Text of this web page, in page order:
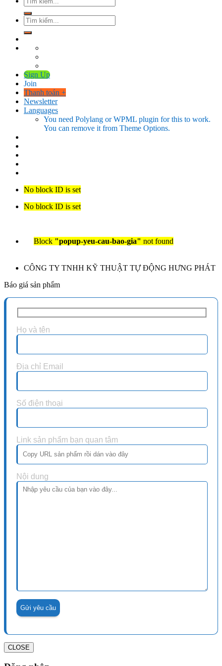
kiếm:
Tìm
kiếm:
Sign Up
Join
Thanh toán +
Newsletter
Languages
You need Polylang or WPML plugin for this to work.
You can remove it from Theme Options.
No block ID is set
No block ID is set
Block "popup-yeu-cau-bao-gia" not found
CÔNG TY TNHH KỸ THUẬT TỰ ĐỘNG HƯNG PHÁT
Báo giá sản phẩm
Họ và tên
Địa chỉ Email
Số điện thoại
Link sản phẩm bạn quan tâm
Nội dung
CLOSE